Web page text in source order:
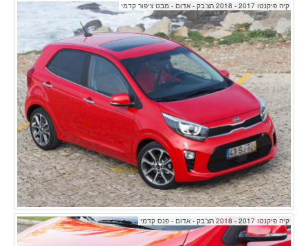
קיה פיקנטו 2017 - 2018 הצ'בק - אדום - מבט ציפור קדמי
קיה פיקנטו 2017 - 2018 הצ'בק - אדום - פנס קדמי